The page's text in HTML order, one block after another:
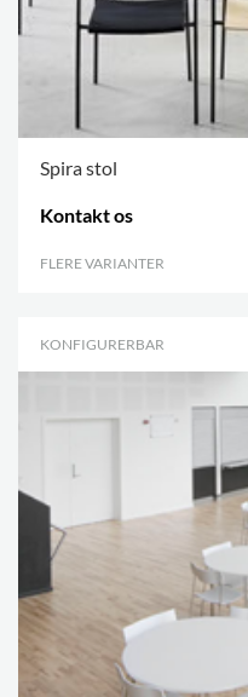
Spira stol
Kontakt os
FLERE VARIANTER
KONFIGURERBAR